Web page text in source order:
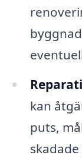
kan
puts,